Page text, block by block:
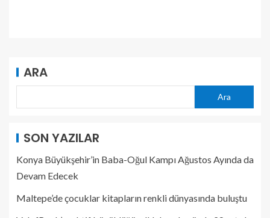
ARA
Ara
SON YAZILAR
Konya Büyükşehir’in Baba-Oğul Kampı Ağustos Ayında da
Devam Edecek
Maltepe’de çocuklar kitapların renkli dünyasında buluştu